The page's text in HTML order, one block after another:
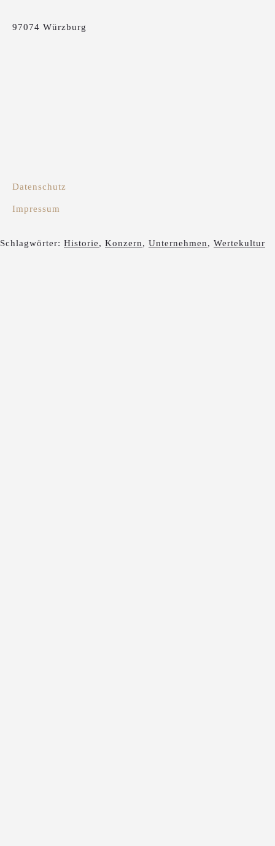
97074 Würzburg
Datenschutz
Impressum
Schlagwörter: Historie, Konzern, Unternehmen, Wertekultur